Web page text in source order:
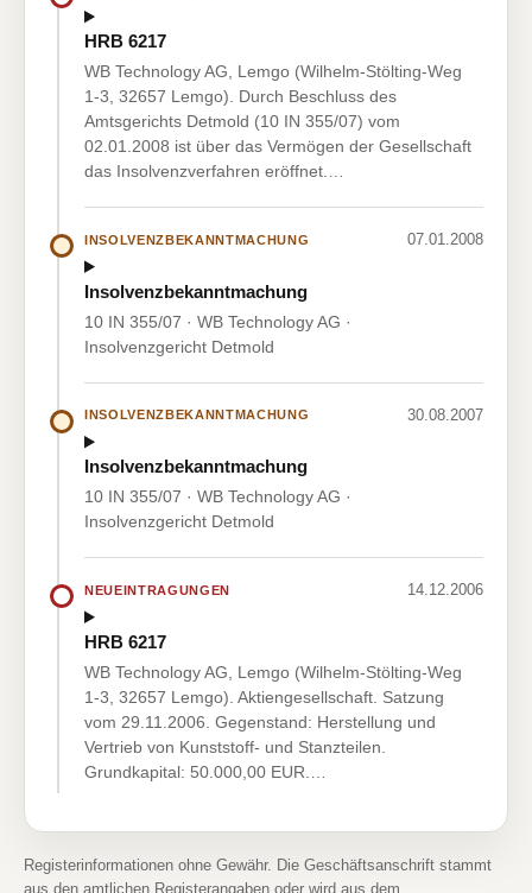
HRB 6217
WB Technology AG, Lemgo (Wilhelm-Stölting-Weg
1-3, 32657 Lemgo). Durch Beschluss des
Amtsgerichts Detmold (10 IN 355/07) vom
02.01.2008 ist über das Vermögen der Gesellschaft
das Insolvenzverfahren eröffnet.…
INSOLVENZBEKANNTMACHUNG 07.01.2008
Insolvenzbekanntmachung
10 IN 355/07 · WB Technology AG ·
Insolvenzgericht Detmold
INSOLVENZBEKANNTMACHUNG 30.08.2007
Insolvenzbekanntmachung
10 IN 355/07 · WB Technology AG ·
Insolvenzgericht Detmold
NEUEINTRAGUNGEN 14.12.2006
HRB 6217
WB Technology AG, Lemgo (Wilhelm-Stölting-Weg
1-3, 32657 Lemgo). Aktiengesellschaft. Satzung
vom 29.11.2006. Gegenstand: Herstellung und
Vertrieb von Kunststoff- und Stanzteilen.
Grundkapital: 50.000,00 EUR.…
Registerinformationen ohne Gewähr. Die Geschäftsanschrift stammt
aus den amtlichen Registerangaben oder wird aus dem